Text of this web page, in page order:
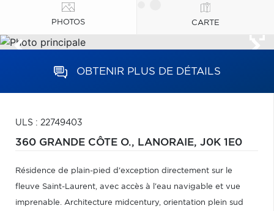
PHOTOS CARTE
OBTENIR PLUS DE DÉTAILS
ULS : 22749403
360 GRANDE CÔTE O., LANORAIE, J0K 1E0
Résidence de plain-pied d'exception directement sur le
fleuve Saint-Laurent, avec accès à l'eau navigable et vue
imprenable. Architecture midcentury, orientation plein sud